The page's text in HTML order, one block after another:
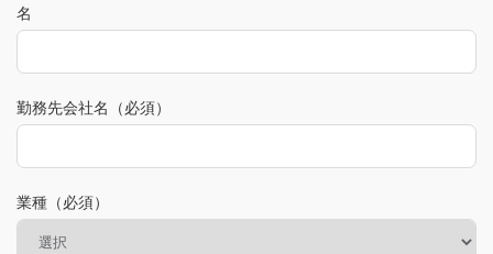
名
勤務先会社名（必須）
業種（必須）